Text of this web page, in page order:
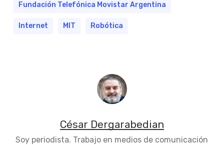
Fundación Telefónica Movistar Argentina
Internet MIT Robótica
César Dergarabedian
Soy periodista. Trabajo en medios de comunicación